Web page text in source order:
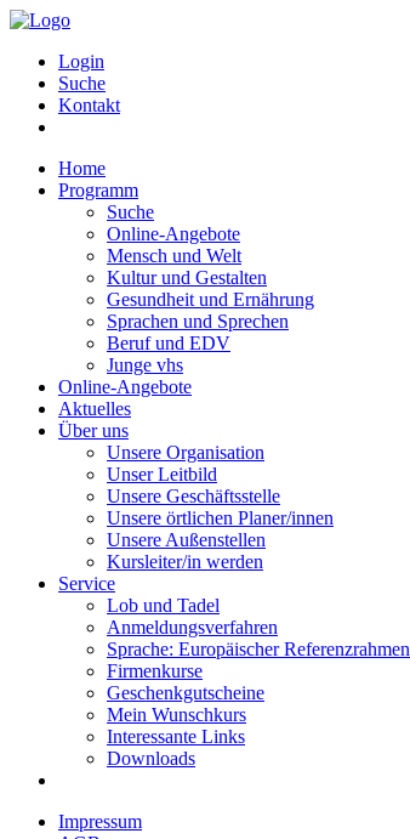
Login
Suche
Kontakt
Home
Programm
Suche
Online-Angebote
Mensch und Welt
Kultur und Gestalten
Gesundheit und Ernährung
Sprachen und Sprechen
Beruf und EDV
Junge vhs
Online-Angebote
Aktuelles
Über uns
Unsere Organisation
Unser Leitbild
Unsere Geschäftsstelle
Unsere örtlichen Planer/innen
Unsere Außenstellen
Kursleiter/in werden
Service
Lob und Tadel
Anmeldungsverfahren
Sprache: Europäischer Referenzrahmen
Firmenkurse
Geschenkgutscheine
Mein Wunschkurs
Interessante Links
Downloads
Impressum